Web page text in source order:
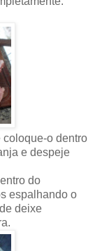
coloque-o dentro
e despeje
do
espalhando o
deixe